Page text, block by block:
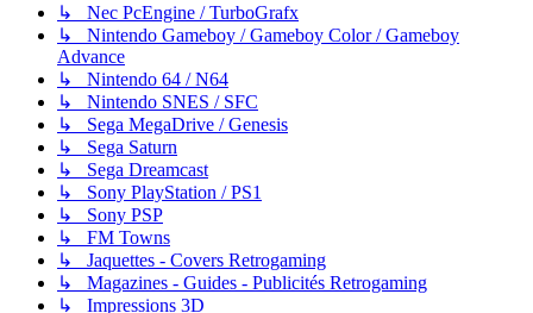
↳ Nec PcEngine / TurboGrafx
↳ Nintendo Gameboy / Gameboy Color / Gameboy
Advance
↳ Nintendo 64 / N64
↳ Nintendo SNES / SFC
↳ Sega MegaDrive / Genesis
↳ Sega Saturn
↳ Sega Dreamcast
↳ Sony PlayStation / PS1
↳ Sony PSP
↳ FM Towns
↳ Jaquettes - Covers Retrogaming
↳ Magazines - Guides - Publicités Retrogaming
↳ Impressions 3D